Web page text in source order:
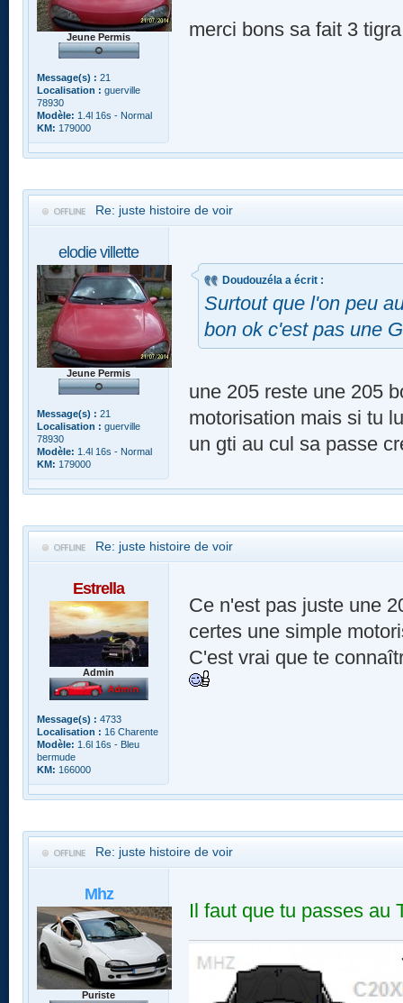
Jeune Permis
Message(s) : 21
Localisation : guerville
78930
Modèle: 1.4l 16s - Normal
KM: 179000
merci bons sa fait 3
Re: juste histoire de voir
elodie villette
Jeune Permis
Message(s) : 21
Localisation : guerville
78930
Modèle: 1.4l 16s - Normal
KM: 179000
Doudouzéla a écrit :
Surtout que l'on peu
bon ok c'est pas une
une 205 reste une 205
motorisation mais si tu
un gti au cul sa passe
Re: juste histoire de voir
Estrella
Admin
Message(s) : 4733
Localisation : 16 Charente
Modèle: 1.6l 16s - Bleu
bermude
KM: 166000
Ce n'est pas juste une
certes une simple
C'est vrai que te
Re: juste histoire de voir
Mhz
Puriste
Il faut que tu passes au